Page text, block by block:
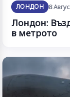
ЛОНДОН 8
Лондон:
в метрото